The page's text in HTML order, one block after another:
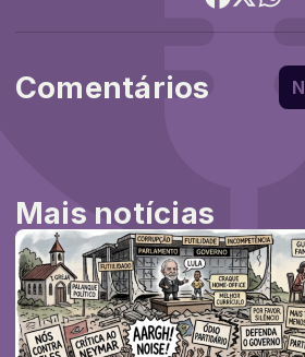
Comentários
Mais notícias